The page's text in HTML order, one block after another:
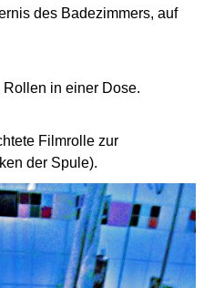
des Badezimmers, auf
in einer Dose.
Filmrolle zur
der Spule).